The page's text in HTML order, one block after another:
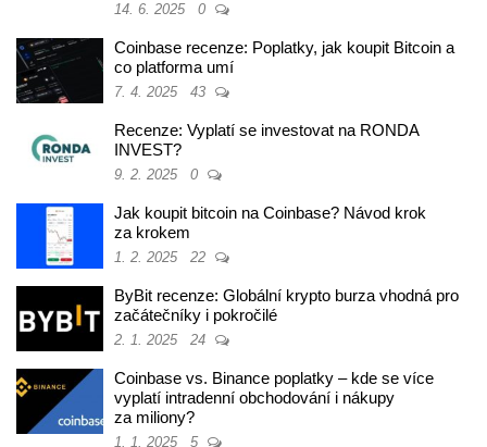
14. 6. 2025 0
Coinbase recenze: Poplatky, jak koupit Bitcoin a
co platforma umí
7. 4. 2025 43
Recenze: Vyplatí se investovat na RONDA
INVEST?
9. 2. 2025 0
Jak koupit bitcoin na Coinbase? Návod krok
za krokem
1. 2. 2025 22
ByBit recenze: Globální krypto burza vhodná pro
začátečníky i pokročilé
2. 1. 2025 24
Coinbase vs. Binance poplatky – kde se více
vyplatí intradenní obchodování i nákupy
za miliony?
1. 1. 2025 5